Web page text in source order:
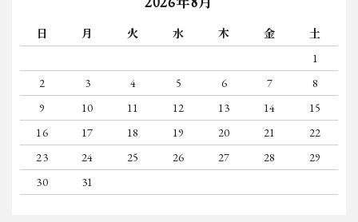
日 月 火 水 木 金
土
1
2
3 4 5 6 7
8
9
10 11 12 13 14
15
16
17 18 19 20 21
22
23
24 25 26 27 28
29
30
31